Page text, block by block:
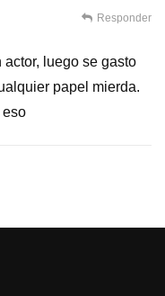
luego se gasto
papel mierda.
eso
Responder